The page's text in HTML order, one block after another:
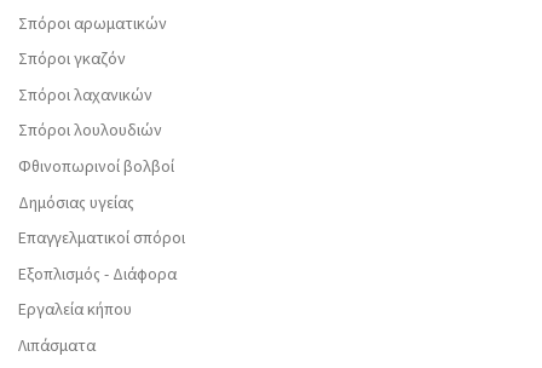
Σπόροι αρωματικών
Σπόροι γκαζόν
Σπόροι λαχανικών
Σπόροι λουλουδιών
Φθινοπωρινοί βολβοί
Δημόσιας υγείας
Επαγγελματικοί σπόροι
Εξοπλισμός - Διάφορα
Εργαλεία κήπου
Λιπάσματα